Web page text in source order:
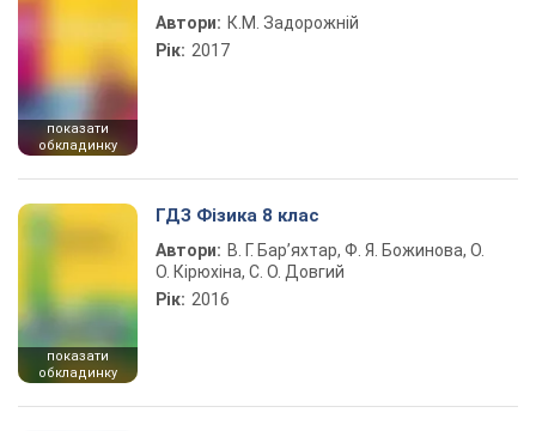
показати
обкладинку
Автори: К.М. Задорожній
Рік: 2017
показати
обкладинку
ГДЗ Фізика 8 клас
Автори: В. Г. Бар’яхтар, Ф. Я. Божинова, О.
О. Кірюхіна, С. О. Довгий
Рік: 2016